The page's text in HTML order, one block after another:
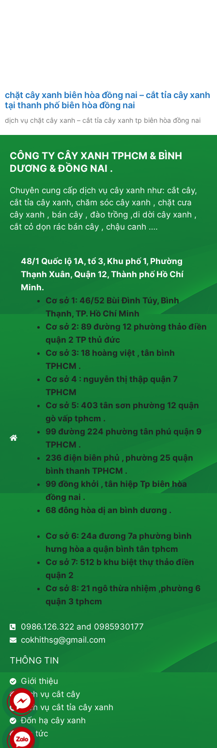
chặt cây xanh biên hòa đồng nai – cắt tỉa cây xanh
tại thanh phố biên hòa đồng nai
dịch vụ chặt cây xanh – cắt tỉa cây xanh tp biên hòa đồng nai
CÔNG TY CÂY XANH TPHCM & BÌNH
DƯƠNG & ĐỒNG NAI .
Chuyên cung cấp dịch vụ cây xanh như: cắt cây,
cắt tỉa cây xanh, chăm sóc cây xanh , chặt cưa
cây xanh , bán cây , đào trồng ,di dời cây xanh ,
cắt cỏ dọn rác bán cây , chậu canh ….
48/1 Quốc lộ 1A, tổ 3, Khu phố 1, Phường
Thạnh Xuân, Quận 12, Thành phố Hồ Chí
Minh.
Cơ sở 1: 46/52 Bùi Đình Túy, Bình
Thạnh, TP. Hồ Chí Minh
Cơ sở 2: 89 đường 12 phường thảo điền
quận 2 TP thủ đức
Cơ sở 3: 18 hoàng việt , tân bình
TPHCM .
Cơ sở 4 : nguyễn thị thập quận 7
TPHCM
Cơ sở 5: 403 tân sơn phường 12 quận
gò vấp tphcm .
99 đường 224 phường tân phú quận 9
TPHCM .
236 điện biên phủ , phường 25 quận
bình thanh TPHCM .
99 đồng khởi , tân hiệp Tp biên hòa
đồng nai .
68 đông hòa dị an bình dương .
Cơ sở 6: 24a đương 7a phường bình
hưng hòa a quận bình tân tphcm
Cơ sở 7: 512 b khu biệt thự thảo điền
quận 2
Cơ sở 8: 21 ngô thừa nhiệm ,phường 6
quận 3 tphcm
0986.126.322 and 0985930177
cokhithsg@gmail.com
THÔNG TIN
Giới thiệu
Dịch vụ cắt cây
Dịch vụ cắt tỉa cây xanh
Đốn hạ cây xanh
Tin tức